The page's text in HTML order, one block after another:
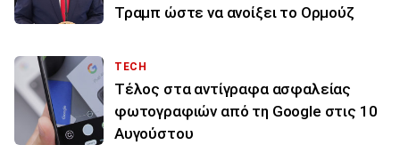
Τραμπ ώστε να ανοίξει το Ορμούζ
TECH
Τέλος στα αντίγραφα ασφαλείας
φωτογραφιών από τη Google στις 10
Αυγούστου